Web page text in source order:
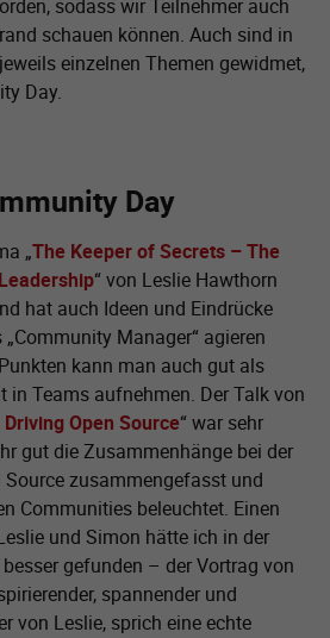
sodass wir Teilnehmer auch
schauen können. Auch sind in
einzelnen Themen gewidmet,
Day.
Day
„The Keeper of Secrets – The
“ von Leslie Hawthorn
hat auch Ideen und Eindrücke
Manager“ agieren
kann man auch gut als
in Teams aufnehmen. Der Talk von
Driving Open Source“ war sehr
gut die Zusammenhänge bei der
zusammengefasst und
Communities beleuchtet. Einen
und Simon hätte ich in der
gefunden – der Vortrag von
spannender und
von Leslie, sprich eine echte